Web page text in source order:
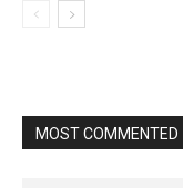
MOST COMMENTED